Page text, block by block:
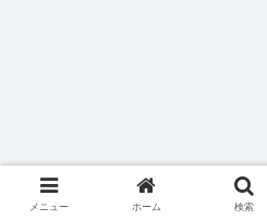
メニュー ホーム 検索